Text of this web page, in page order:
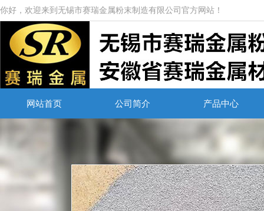
你好，欢迎来到无锡市赛瑞金属粉末制造有限公司官方网站！
网站首页 公司简介 产品中心